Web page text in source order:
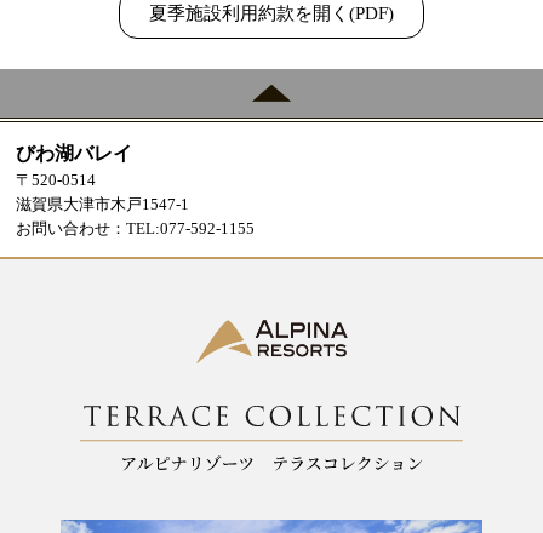
夏季施設利用約款を開く(PDF)
びわ湖バレイ
〒520-0514
滋賀県大津市木戸1547-1
お問い合わせ：TEL:077-592-1155